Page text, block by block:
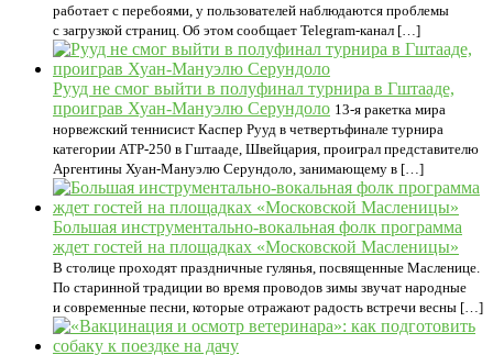
работает с перебоями, у пользователей наблюдаются проблемы
с загрузкой страниц. Об этом сообщает Telegram-канал […]
Рууд не смог выйти в полуфинал турнира в Гштааде,
проиграв Хуан-Мануэлю Серундоло 13-я ракетка мира
норвежский теннисист Каспер Рууд в четвертьфинале турнира
категории АТР-250 в Гштааде, Швейцария, проиграл представителю
Аргентины Хуан-Мануэлю Серундоло, занимающему в […]
Большая инструментально-вокальная фолк программа
ждет гостей на площадках «Московской Масленицы»
В столице проходят праздничные гулянья, посвященные Масленице.
По старинной традиции во время проводов зимы звучат народные
и современные песни, которые отражают радость встречи весны […]